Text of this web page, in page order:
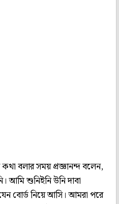
কথা বলার সময় প্রজ্ঞানন্দ বলেন,
আমি শুনিইনি উনি দাবা
বোর্ড নিয়ে আসি। আমরা পরে